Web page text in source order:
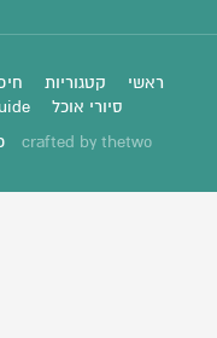
ראשי קטגוריות
סיורי אוכל
crafted by thetwo